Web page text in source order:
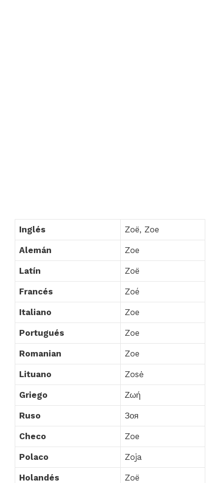
Inglés Zoë, Zoe
Alemán Zoe
Latín Zoë
Francés Zoé
Italiano Zoe
Portugués Zoe
Romanian Zoe
Lituano Zosė
Griego Ζωή
Ruso Зоя
Checo Zoe
Polaco Zoja
Holandés Zoë